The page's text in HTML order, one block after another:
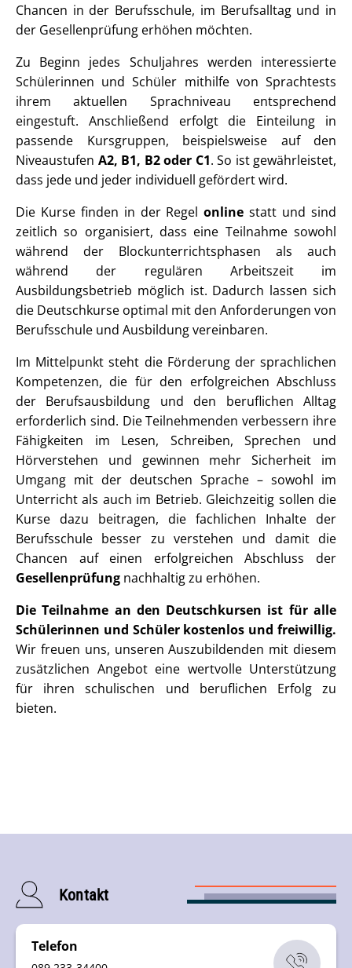
Chancen in der Berufsschule, im Berufsalltag und in
der Gesellenprüfung erhöhen möchten.
Zu Beginn jedes Schuljahres werden interessierte
Schülerinnen und Schüler mithilfe von Sprachtests
ihrem aktuellen Sprachniveau entsprechend
eingestuft. Anschließend erfolgt die Einteilung in
passende Kursgruppen, beispielsweise auf den
Niveaustufen A2, B1, B2 oder C1. So ist gewährleistet,
dass jede und jeder individuell gefördert wird.
Die Kurse finden in der Regelonline statt und sind
zeitlich so organisiert, dass eine Teilnahme sowohl
während der Blockunterrichtsphasen als auch
während der regulären Arbeitszeit im
Ausbildungsbetrieb möglich ist. Dadurch lassen sich
die Deutschkurse optimal mit den Anforderungen von
Berufsschule und Ausbildung vereinbaren.
Im Mittelpunkt steht die Förderung der sprachlichen
Kompetenzen, die für den erfolgreichen Abschluss
der Berufsausbildung und den beruflichen Alltag
erforderlich sind. Die Teilnehmenden verbessern ihre
Fähigkeiten im Lesen, Schreiben, Sprechen und
Hörverstehen und gewinnen mehr Sicherheit im
Umgang mit der deutschen Sprache – sowohl im
Unterricht als auch im Betrieb. Gleichzeitig sollen die
Kurse dazu beitragen, die fachlichen Inhalte der
Berufsschule besser zu verstehen und damit die
Chancen auf einen erfolgreichen Abschluss der
Gesellenprüfung nachhaltig zu erhöhen.
Die Teilnahme an den Deutschkursen ist für alle
Schülerinnen und Schüler kostenlos und freiwillig.
Wir freuen uns, unseren Auszubildenden mit diesem
zusätzlichen Angebot eine wertvolle Unterstützung
für ihren schulischen und beruflichen Erfolg zu
bieten.
Kontakt
Telefon